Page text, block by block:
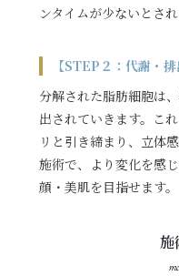
ンタイムが少ないとされ
【STEP２：代謝・排
分解された脂肪細胞は
出されていきます。こ
リと引き締まり、立体
施術で、より変化を感
顔・美肌を目指せます。
施